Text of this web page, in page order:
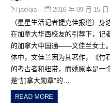
jackjia 2016 年 09 月 15 日
（星星生活记者捷克佳报道）身
在加拿大华西校友的引荐下，记
的加拿大中国通——文佳兰女士
体中，文佳兰因为其著作，《竹
的考古者和纽带，而她原本是一
是“加拿大勋章”的…
READ MORE